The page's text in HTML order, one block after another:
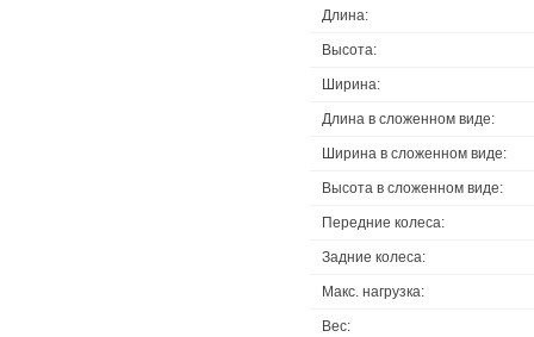
Длина:
Высота:
Ширина:
Длина в сложенном виде:
Ширина в сложенном виде:
Высота в сложенном виде:
Передние колеса:
Задние колеса:
Макс. нагрузка:
Вес: